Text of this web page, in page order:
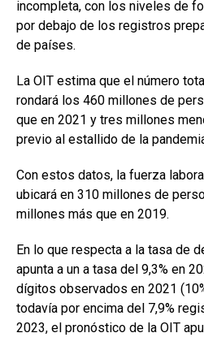
incompleta, con los niveles de
por debajo de los registros
de países.
La OIT estima que el número
rondará los 460 millones de
que en 2021 y tres millones
previo al estallido de la
Con estos datos, la fuerza
ubicará en 310 millones de
millones más que en 2019.
En lo que respecta a la tasa de
apunta a un a tasa del 9,3% en
dígitos observados en 2021
todavía por encima del 7,9%
2023, el pronóstico de la OIT